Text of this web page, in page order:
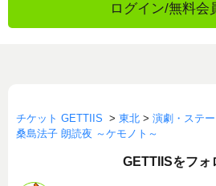
ログイン/無料会
チケット GETTIIS > 東北 > 演劇・ステ
桑島法子 朗読夜 ～ケモノト～
GETTIISをフォ